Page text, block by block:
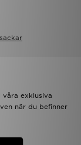
exklusiva
när du befinner